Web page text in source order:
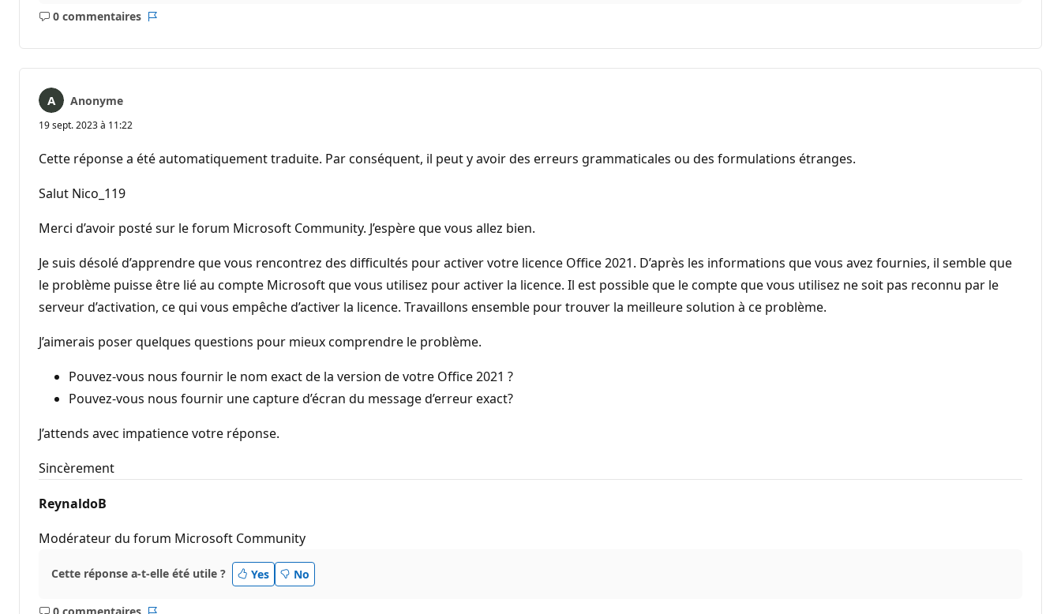
0 commentaires
Aucun
Anonyme
19 sept. 2023 à 11:22
Cette réponse a été automatiquement traduite. Par conséquent, il peut y avoir des erreurs grammaticales ou des formulations étranges.
Salut Nico_119
Merci d’avoir posté sur le forum Microsoft Community. J’espère que vous allez bien.
Je suis désolé d’apprendre que vous rencontrez des difficultés pour activer votre licence Office 2021. D’après les informations que vous avez fournies, il semble que
le problème puisse être lié au compte Microsoft que vous utilisez pour activer la licence. Il est possible que le compte que vous utilisez ne soit pas reconnu par le
serveur d’activation, ce qui vous empêche d’activer la licence. Travaillons ensemble pour trouver la meilleure solution à ce problème.
J’aimerais poser quelques questions pour mieux comprendre le problème.
Pouvez-vous nous fournir le nom exact de la version de votre Office 2021 ?
Pouvez-vous nous fournir une capture d’écran du message d’erreur exact?
J’attends avec impatience votre réponse.
Sincèrement
ReynaldoB
Modérateur du forum Microsoft Community
Cette réponse a-t-elle été utile ? Yes No